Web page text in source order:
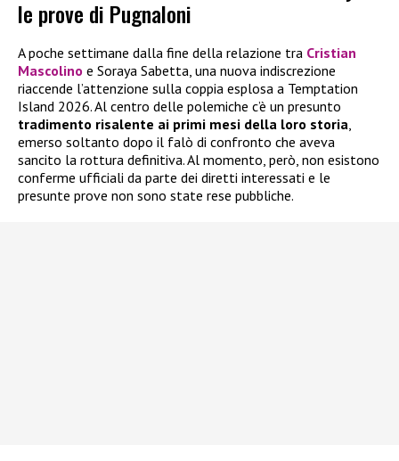
le prove di Pugnaloni
A poche settimane dalla fine della relazione tra Cristian
Mascolino e Soraya Sabetta, una nuova indiscrezione
riaccende l’attenzione sulla coppia esplosa a Temptation
Island 2026. Al centro delle polemiche c’è un presunto
tradimento risalente ai primi mesi della loro storia
emerso soltanto dopo il falò di confronto che aveva
sancito la rottura definitiva. Al momento, però, non esistono
conferme ufficiali da parte dei diretti interessati e le
presunte prove non sono state rese pubbliche.